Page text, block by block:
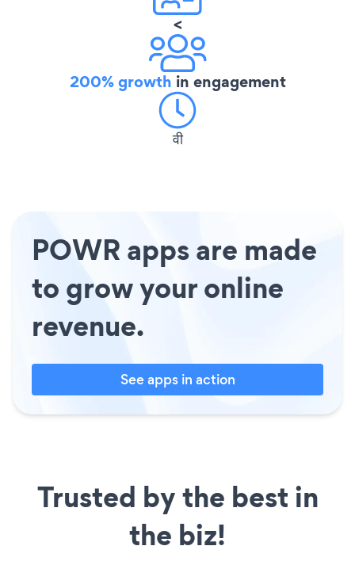
<
200% growth in engagement
वी
POWR apps are made
to grow your online
revenue.
See apps in action
Trusted by the best in
the biz!